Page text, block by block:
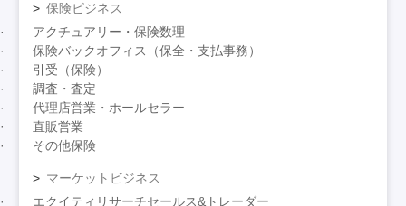
保険ビジネス
アクチュアリー・保険数理
保険バックオフィス（保全・支払事務）
引受（保険）
調査・査定
代理店営業・ホールセラー
直販営業
その他保険
マーケットビジネス
エクイティリサーチセールス&トレーダー